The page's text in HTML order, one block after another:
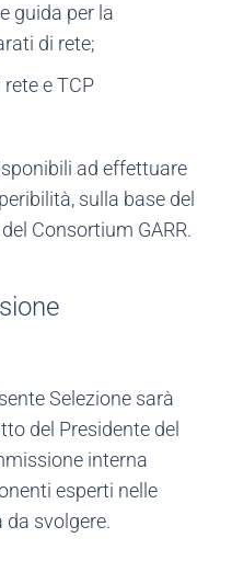
guida per la
di rete;
e TCP
ad effettuare
sulla base del
Consortium GARR.
Selezione sarà
del Presidente del
interna
esperti nelle
svolgere.